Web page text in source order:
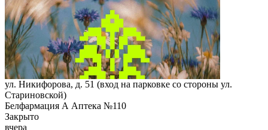
ул. Никифорова, д. 51 (вход на парковке со стороны ул.
Стариновской)
Белфармация А Аптека №110
Закрыто
вчера